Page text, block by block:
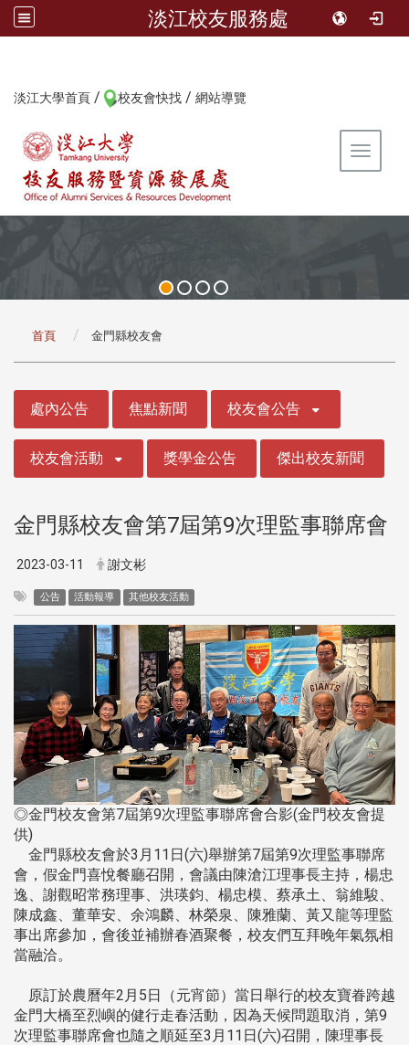
淡江校友服務處
淡江大學首頁 / 校友會快找 / 網站導覽
Toggle
首頁 金門縣校友會
處內公告 焦點新聞 校友會公告
校友會活動 獎學金公告 傑出校友新聞
金門縣校友會第7屆第9次理監事聯席會
2023-03-11 謝文彬
公告 活動報導 其他校友活動
◎金門校友會第7屆第9次理監事聯席會合影(金門校友會提
供)
金門縣校友會於3月11日(六)舉辦第7屆第9次理監事聯席
會，假金門喜悅餐廳召開，會議由陳滄江理事長主持，楊忠
逸、謝觀昭常務理事、洪瑛鈞、楊忠模、蔡承土、翁維駿、
陳成鑫、董華安、余鴻麟、林榮泉、陳雅蘭、黃又龍等理監
事出席參加，會後並補辦春酒聚餐，校友們互拜晚年氣氛相
當融洽。
原訂於農曆年2月5日（元宵節）當日舉行的校友寶眷跨越
金門大橋至烈嶼的健行走春活動，因為天候問題取消，第9
次理監事聯席會也隨之順延至3月11日(六)召開，陳理事長